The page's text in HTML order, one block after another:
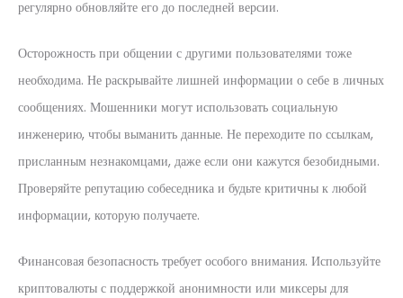
регулярно обновляйте его до последней версии.
Осторожность при общении с другими пользователями тоже
необходима. Не раскрывайте лишней информации о себе в личных
сообщениях. Мошенники могут использовать социальную
инженерию, чтобы выманить данные. Не переходите по ссылкам,
присланным незнакомцами, даже если они кажутся безобидными.
Проверяйте репутацию собеседника и будьте критичны к любой
информации, которую получаете.
Финансовая безопасность требует особого внимания. Используйте
криптовалюты с поддержкой анонимности или миксеры для